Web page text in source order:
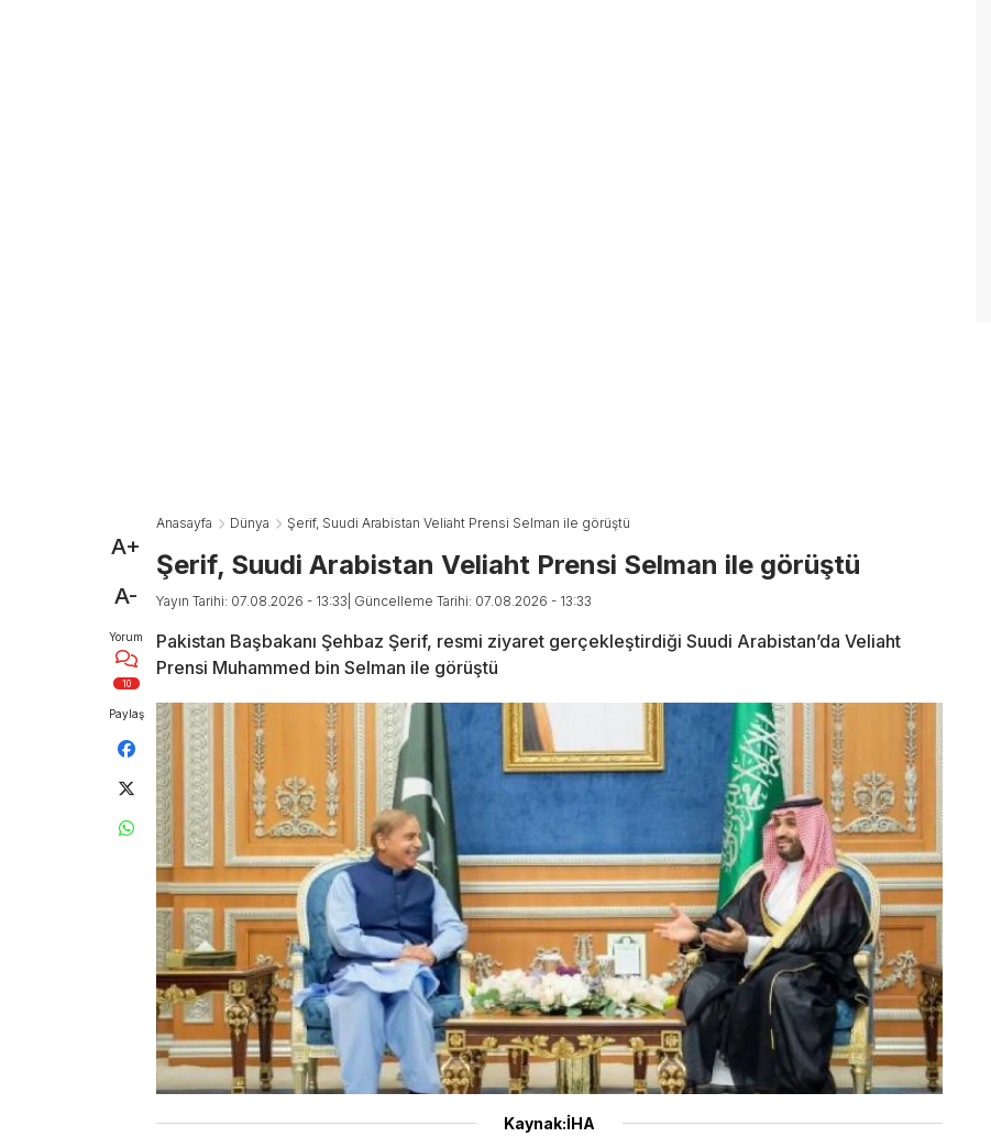
A+
A-
Yorum
10
Paylaş
Anasayfa Dünya Şerif, Suudi Arabistan Veliaht Prensi Selman ile görüştü
Şerif, Suudi Arabistan Veliaht Prensi Selman ile görüştü
Yayın Tarihi: 07.08.2026 - 13:33 | Güncelleme Tarihi: 07.08.2026 - 13:33
Pakistan Başbakanı Şehbaz Şerif, resmi ziyaret gerçekleştirdiği Suudi Arabistan’da Veliaht
Prensi Muhammed bin Selman ile görüştü
Kaynak:İHA